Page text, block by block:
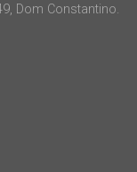
Dom Constantino.